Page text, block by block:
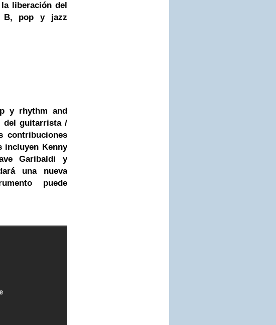
liberación del
B, pop y jazz
y rhythm and
del guitarrista /
contribuciones
incluyen Kenny
Garibaldi y
una nueva
puede